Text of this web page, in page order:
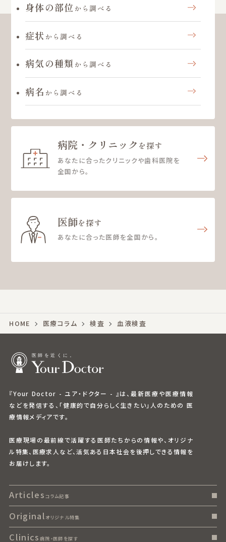
身体の部位 から調べる
症状 から調べる
病気の種類 から調べる
病名 から調べる
病院・クリニック を探す
あなたに合ったクリニックや歯科医院を
全国から。
医師を探す
あなたに合った医師を全国から。
HOME 医療コラム 検査 血液検査
『Your Doctor - ユア・ドクター - 』は、最新医療や医療情報
などを発信する、「健康的で自分らしく生きたい」人のための 医
療情報メディアです。
医療現場の最前線で活躍する医師たちからの情報や、オリジナ
ル特集、医療求人など、活気ある日本社会を後押しできる情報を
お届けします。
Articles コラム記事
Original オリジナル特集
Clinics 病院・医師を探す